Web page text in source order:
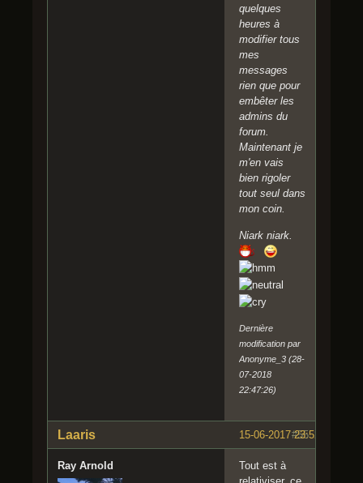
quelques
heures à
modifier tous
mes
messages
rien que pour
embêter les
admins du
forum.
Maintenant je
m'en vais
bien rigoler
tout seul dans
mon coin.
Niark niark.
Dernière
modification par
Anonyme_3 (28-
07-2018
22:47:26)
#55
15-06-2017 23:52:34
Laaris
Ray Arnold
Tout est à